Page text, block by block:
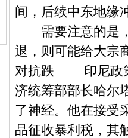
间，后续中东地缘
需要注意的是，
退，则可能给大
对抗跌 印尼政策
济统筹部部长哈尔
了神经。他在接受
品征收暴利税，其